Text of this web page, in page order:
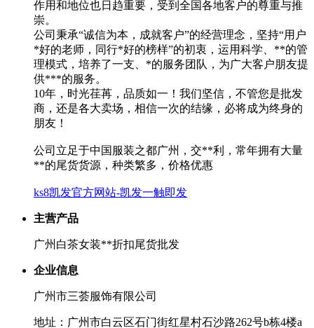
作用和地位也日趋重要，受到全国各地客户的尊重与推
崇。
公司秉承“诚信为本，成就客户”的经营理念，坚持“用户
*好的老师，同行*好的榜样”的初衷，运用科学、**的管
理模式，培养了一支、*的服务团队，为广大客户朋友提
供***的服务。
10年，时光荏苒，品质如一！我们坚信，不管您是批发
商，还是各大卖场，相信一次的结缘，必将成为终身的
朋友！
公司立足于中国服装之都广州，交**利，常年拥有大量
**的尾货货源，种类繁多，价格优惠
ks8凯发官方网站-凯发一触即发
主营产品
广州白茶女装**折扣尾货批发
企业信息
广州市三荟服饰有限公司
地址：广州市白云区石门街红星村石沙路262号b栋4楼a